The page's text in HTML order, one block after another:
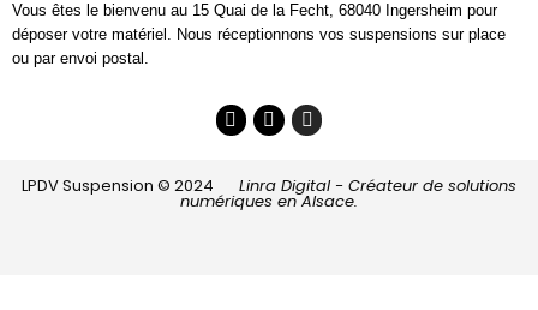
Vous êtes le bienvenu au 15 Quai de la Fecht, 68040 Ingersheim pour
déposer votre matériel. Nous réceptionnons vos suspensions sur place
ou par envoi postal.
LPDV Suspension © 2024 Linra Digital - Créateur de solutions
numériques en Alsace.